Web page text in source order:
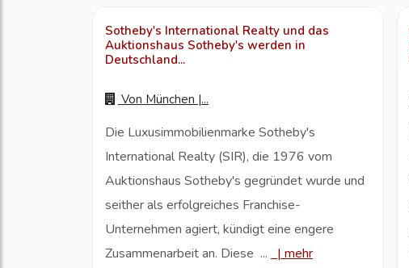
Sotheby's International Realty und das
Auktionshaus Sotheby's werden in
Deutschland...
Von München |...
Die Luxusimmobilienmarke Sotheby's
International Realty (SIR), die 1976 vom
Auktionshaus Sotheby's gegründet wurde und
seither als erfolgreiches Franchise-
Unternehmen agiert, kündigt eine engere
Zusammenarbeit an. Diese ...
| mehr